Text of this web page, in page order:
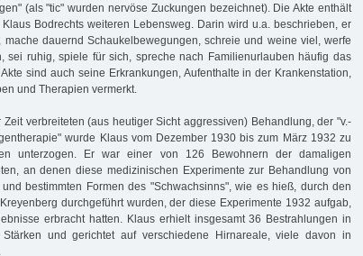
(als "tic" wurden nervöse Zuckungen bezeichnet). Die Akte enthält
Bodrechts weiteren Lebensweg. Darin wird u.a. beschrieben, er
mache dauernd Schaukelbewegungen, schreie und weine viel, werfe
sei ruhig, spiele für sich, spreche nach Familienurlauben häufig das
sind auch seine Erkrankungen, Aufenthalte in der Krankenstation,
und Therapien vermerkt.
Zeit verbreiteten (aus heutiger Sicht aggressiven) Behandlung, der "v.-
wurde Klaus vom Dezember 1930 bis zum März 1932 zu
unterzogen. Er war einer von 126 Bewohnern der damaligen
an denen diese medizinischen Experimente zur Behandlung von
bestimmten Formen des "Schwachsinns", wie es hieß, durch den
durchgeführt wurden, der diese Experimente 1932 aufgab,
erbracht hatten. Klaus erhielt insgesamt 36 Bestrahlungen in
Stärken und gerichtet auf verschiedene Hirnareale, viele davon in